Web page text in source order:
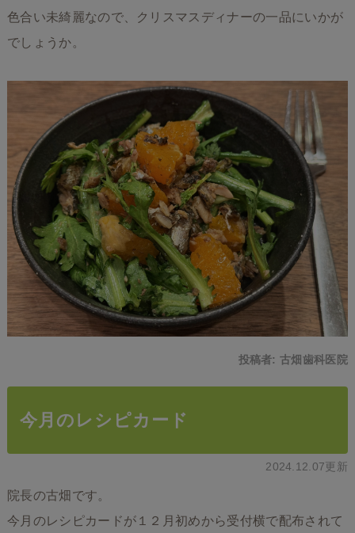
色合い未綺麗なので、クリスマスディナーの一品にいかが
でしょうか。
投稿者:古畑歯科医院
今月のレシピカード
2024.12.07更新
院長の古畑です。
今月のレシピカードが１２月初めから受付横で配布されて